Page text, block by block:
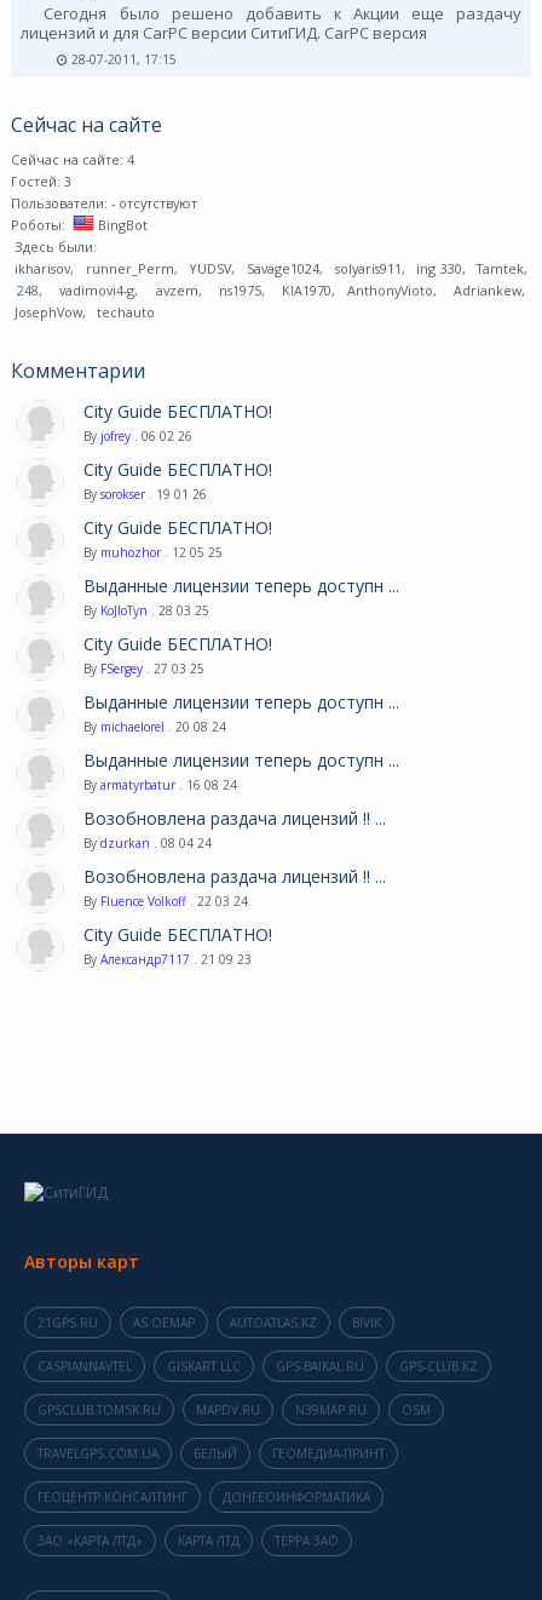
Сегодня было решено добавить к Акции еще раздачу
лицензий и для CarPC версии СитиГИД. CarPC версия
28-07-2011, 17:15
Сейчас на сайте
Сейчас на сайте: 4
Гостей: 3
Пользователи: - отсутствуют
Роботы:
BingBot
Здесь были:
ikharisov, runner_Perm, YUDSV, Savage1024, solyaris911 , ing 330, Tamtek,
248, vadimovi4-g, avzem, ns1975, KIA1970, AnthonyVioto, Adriankew,
JosephVow, techauto
Комментарии
City Guide БЕСПЛАТНО!
By jofrey . 06 02 26
City Guide БЕСПЛАТНО!
By sorokser . 19 01 26
City Guide БЕСПЛАТНО!
By muhozhor . 12 05 25
Выданные лицензии теперь доступн ...
By KoJIoTyn . 28 03 25
City Guide БЕСПЛАТНО!
By FSergey . 27 03 25
Выданные лицензии теперь доступн ...
By michaelorel . 20 08 24
Выданные лицензии теперь доступн ...
By armatyrbatur . 16 08 24
Возобновлена раздача лицензий !! ...
By dzurkan . 08 04 24
Возобновлена раздача лицензий !! ...
By Fluence Volkoff . 22 03 24
City Guide БЕСПЛАТНО!
By Александр7117 . 21 09 23
Авторы карт
21GPS.RU AS OEMAP AUTOATLAS.KZ BIVIK
CASPIANNAVTEL GISKART LLC GPS-BAIKAL.RU GPS-CLUB.KZ
GPSCLUB.TOMSK.RU MAPDV.RU N39MAP.RU OSM
TRAVELGPS.COM.UA БЕЛЫЙ ГЕОМЕДИА-ПРИНТ
ГЕОЦЕНТР-КОНСАЛТИНГ ДОНГЕОИНФОРМАТИКА
ЗАО «КАРТА ЛТД» КАРТА ЛТД ТЕРРА ЗАО